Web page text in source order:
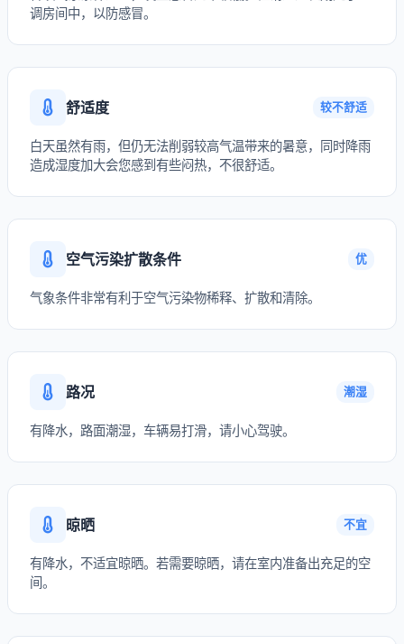
调房间中，以防感冒。
舒适度 较不舒适
白天虽然有雨，但仍无法削弱较高气温带来的暑意，同时降雨
造成湿度加大会您感到有些闷热，不很舒适。
空气污染扩散条件 优
气象条件非常有利于空气污染物稀释、扩散和清除。
路况 潮湿
有降水，路面潮湿，车辆易打滑，请小心驾驶。
晾晒 不宜
有降水，不适宜晾晒。若需要晾晒，请在室内准备出充足的空
间。